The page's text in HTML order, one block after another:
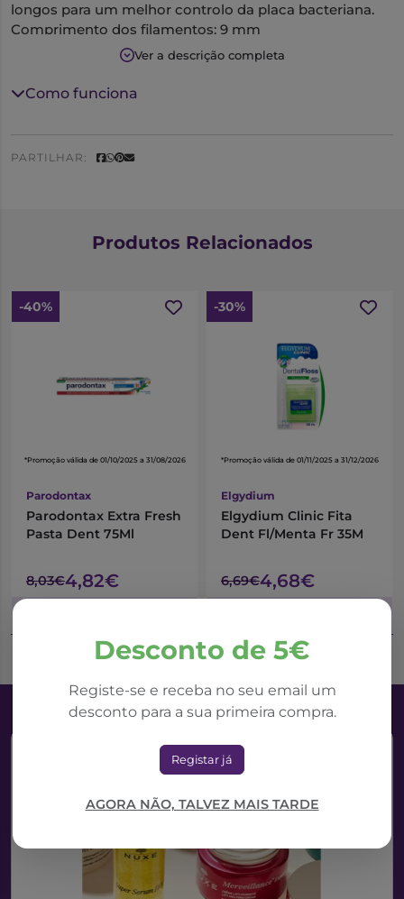
longos para um melhor controlo da placa bacteriana.
Comprimento dos filamentos: 9 mm
Diâmetro dos filamentos: 0,15 mm
Ver a descrição completa
Como funciona
PARTILHAR:
Desconto de 5€
Registe-se e receba no seu email um
desconto para a sua primeira compra.
Registar já
AGORA NÃO, TALVEZ MAIS TARDE
Produtos Relacionados
-40%
*Promoção válida de 01/10/2025 a 31/08/2026
Parodontax
Parodontax Extra Fresh
Pasta Dent 75Ml
8,03€4,82€
-30%
*Promoção válida de 01/11/2025 a 31/12/2026
Elgydium
Elgydium Clinic Fita
Dent Fl/Menta Fr 35M
6,69€4,68€